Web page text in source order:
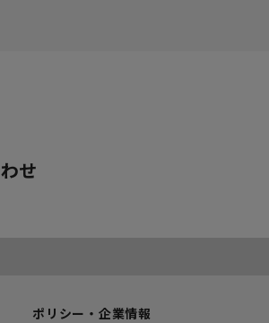
せ
ポリシー・企業情報